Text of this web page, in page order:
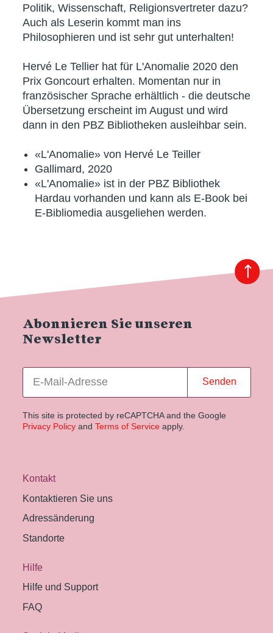
Politik, Wissenschaft, Religionsvertreter dazu?
Auch als Leserin kommt man ins
Philosophieren und ist sehr gut unterhalten!
Hervé Le Tellier hat für L'Anomalie 2020 den
Prix Goncourt erhalten. Momentan nur in
französischer Sprache erhältlich - die deutsche
Übersetzung erscheint im August und wird
dann in den PBZ Bibliotheken ausleihbar sein.
«L'Anomalie» von Hervé Le Teiller
Gallimard, 2020
«L'Anomalie» ist in der PBZ Bibliothek
Hardau vorhanden und kann als E-Book bei
E-Bibliomedia ausgeliehen werden.
Abonnieren Sie unseren
Newsletter
Senden
This site is protected by reCAPTCHA and the Google
Privacy Policyand Terms of Service apply.
Kontakt
Kontaktieren Sie uns
Adressänderung
Standorte
Hilfe
Hilfe und Support
FAQ